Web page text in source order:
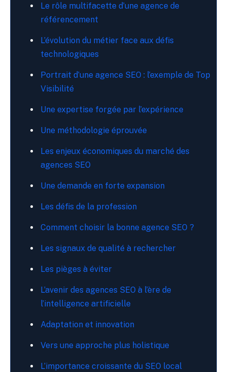
Le rôle multifacette d’une agence de
référencement
L’évolution du métier face aux défis
technologiques
Portrait d’une agence SEO : l’exemple de Top
Visibilité
Une expertise forgée par l’expérience
Une méthodologie éprouvée
Les enjeux économiques du marché des
agences SEO
Une demande en forte expansion
Les défis de la profession
Comment choisir la bonne agence SEO ?
Les signaux de qualité à rechercher
Les pièges à éviter
L’avenir des agences SEO à l’ère de
l’intelligence artificielle
Adaptation et innovation
Vers une approche plus holistique
L’importance croissante du SEO local